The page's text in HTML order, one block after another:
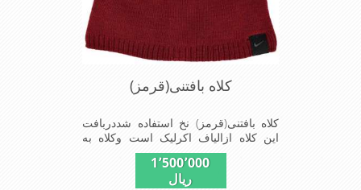
کلاه بافتنی(قرمز)
کلاه بافتنی(قرمز) نخ استفاده شددربافت
این کلاه ازالیاف اکرلیک است وکلاه به
خاطراستفاده ازدولایه بافت ضخامت
مناسبی درمقابل سرما رادارااست شیک
ومناسب افرادخوش پوش جنس
1٬500٬000
ریال